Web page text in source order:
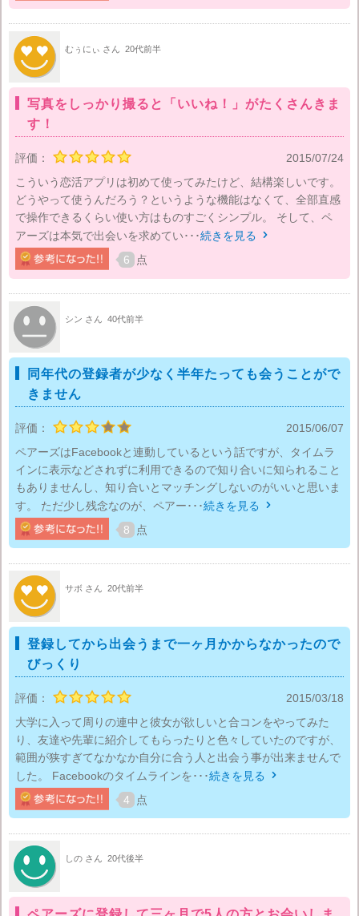
むぅにぃ さん 20代前半
写真をしっかり撮ると「いいね！」がたくさんきま
す！
評価：
2015/07/24
こういう恋活アプリは初めて使ってみたけど、結構楽しいです。
どうやって使うんだろう？というような機能はなくて、全部直感
で操作できるくらい使い方はものすごくシンプル。 そして、ペ
アーズは本気で出会いを求めてい･･･続きを見る 
6 点
シン さん 40代前半
同年代の登録者が少なく半年たっても会うことがで
きません
評価：
2015/06/07
ペアーズはFacebookと連動しているという話ですが、タイムラ
インに表示などされずに利用できるので知り合いに知られること
もありませんし、知り合いとマッチングしないのがいいと思いま
す。 ただ少し残念なのが、ペアー･･･続きを見る 
8 点
サボ さん 20代前半
登録してから出会うまで一ヶ月かからなかったので
びっくり
評価：
2015/03/18
大学に入って周りの連中と彼女が欲しいと合コンをやってみた
り、友達や先輩に紹介してもらったりと色々していたのですが、
範囲が狭すぎてなかなか自分に合う人と出会う事が出来ませんで
した。 Facebookのタイムラインを･･･続きを見る 
4 点
しの さん 20代後半